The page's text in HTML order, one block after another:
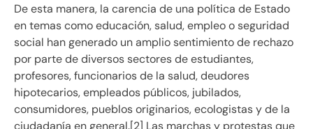
De esta manera, la carencia de una política de Estado
en temas como educación, salud, empleo o seguridad
social han generado un amplio sentimiento de rechazo
por parte de diversos sectores de estudiantes,
profesores, funcionarios de la salud, deudores
hipotecarios, empleados públicos, jubilados,
consumidores, pueblos originarios, ecologistas y de la
ciudadanía en general.[2] Las marchas y protestas que